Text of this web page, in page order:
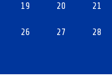
19 20 21
26 27 28